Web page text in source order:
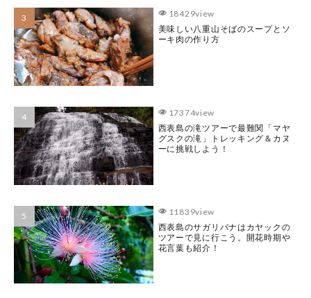
18429view
美味しい八重山そばのスープとソ
ーキ肉の作り方
17374view
西表島の滝ツアーで最難関「マヤ
グスクの滝」トレッキング＆カヌ
ーに挑戦しよう！
11839view
西表島のサガリバナはカヤックの
ツアーで見に行こう。開花時期や
花言葉も紹介！